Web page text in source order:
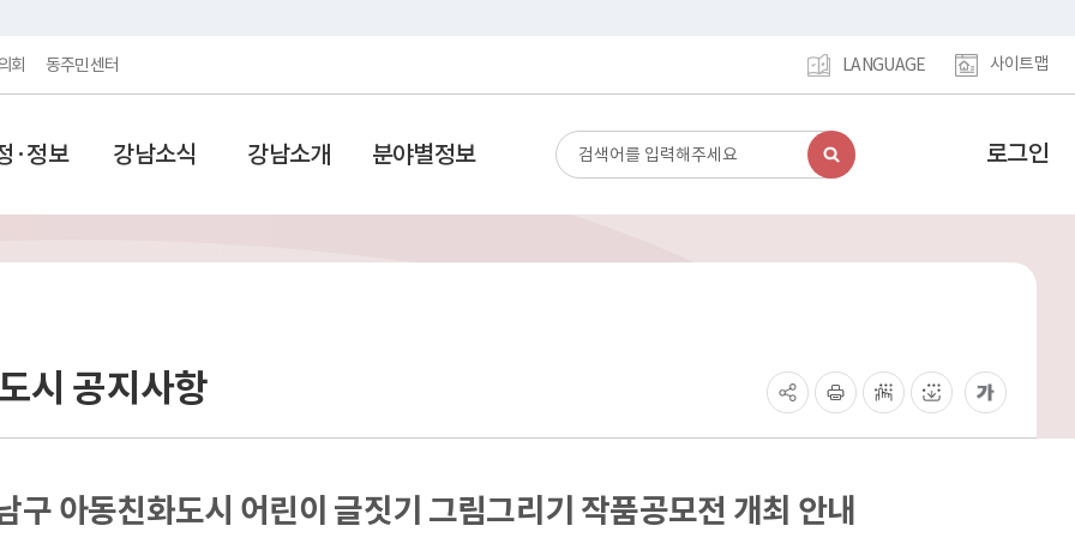
회 동주민센터 LANGUAGE 사이트맵
·정보 강남소식 강남소개 분야별정보
검
색
동
로그인
시 공지사항
구 아동친화도시 어린이 글짓기 그림그리기 작품공모전 개최 안내